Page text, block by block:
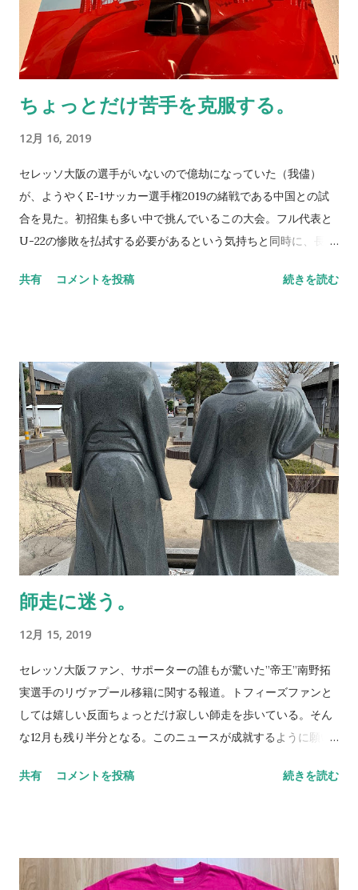
も同様。だからこそその場その場の選択を誤ってはいけない。
誤ったなら素直に非を認める。同じ過ちを繰り返そうとしてい
るならば、それらを正す必要が僕らサポーターにはある。それ
は至極当たり前なのだ。 常々、サポーターは応援することだけ
を求められているわけでは無いと伝えてきている。ときには真
ごととして受け止めるかがとても重要だ。とは言え人それぞれ
考え方も思いも重要度も違う。多様性とは実に難しい言葉だ。
1990年代のJリーグ映像を見ることがある。クラブもスタジア
ムも選手もサポーターもどこか残念なところもあり、どこか無
性に格好良い。そんな遠い昔話を語っている時点で僕はもうこ
今ここに立っている必要があるとも思う。 NEVER
ちょっとだけ苦手を克服する。
12月 16, 2019
セレッソ大阪の選手がいないので億劫になっていた（我儘）
が、ようやくE-1サッカー選手権2019の緒戦である中国との試
合を見た。初招集も多い中で挑んでいるこの大会。フル代表と
U-22の惨敗を払拭する必要があるという気持ちと同時に、長所
には得意不得意が存在する。苦手を克服するためとはいえ、い
理解できるだろう。 さて昨日。”レゴ先生”として、これから大
会に臨む子供たちのレゴ工作のお手伝い（とは言っても外れな
いパーツを外したりしていただけ）をしてきた。いつも書いて
いるとおりだが、この俊敏な動きを繰り返すチルドレンを見て
極端に脇に汗をかいたりする。要するに子供が苦手なのだ。 親
御さんを見る。この状況をひとつも苦にしていない様子（これ
は勝手な解釈かもしれないが）である。流石だ。そして、そこ
でひとつ分かったことがある。もっとも大事なのはコミュニケ
ーションだということだ。奥手の僕に足りないのはそこだ。常
にリアクションでしか反応できない。 悟った。僕は子供が苦手
なんじゃない。コミュニケーションが苦手なんだ。ひとりの子
カーはする？」「する」。案外コミュニケーションとはシンプ
ルな質問から始まる。それを改めて分かっただけでも良しとし
ていいと思う。 そして僕はちょっとだけ苦手を克服した。 そし
てロンドンレゴ®を手に入れた。 話は戻る。香港戦をまだ見て
いないものの、今週日韓戦が行なわれる。もともとこの試合に
てくれるものと信じている。苦手を克服するトレーニングとコ
共有 コメントを投稿 続きを読む
師走に迷う。
12月 15, 2019
セレッソ大阪ファン、サポーターの誰もが驚いた”帝王”南野拓
実選手のリヴァプール移籍に関する報道。トフィーズファンと
しては嬉しい反面ちょっとだけ寂しい師走を歩いている。そん
な12月も残り半分となる。このニュースが成就するように願い
で、嬉しいことと残念なことが順番にやってきた2019年も、そ
が多すぎるのだ。 何が一番悔しいのかと言うと何の手も差し伸
共有 コメントを投稿 続きを読む